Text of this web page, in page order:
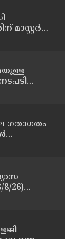
മാസ്റ്റർ
ഗതാഗതം
26)